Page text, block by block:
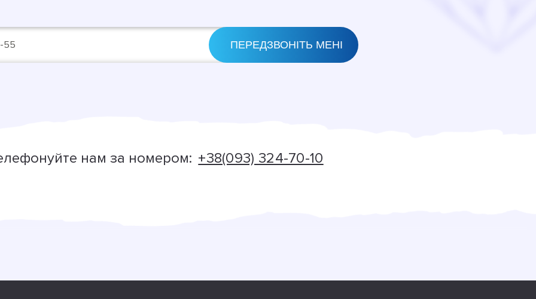
нам за номером: +38(093) 324-70-10